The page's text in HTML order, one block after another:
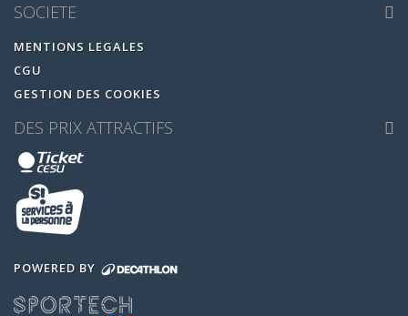
SOCIETE
MENTIONS LEGALES
CGU
GESTION DES COOKIES
DES PRIX ATTRACTIFS
POWERED BY